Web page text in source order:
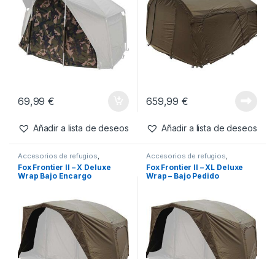
69,99€
Añadir a lista de deseos
659,99€
Añadir a lista de deseos
Accesorios de refugios,
Refugios
Fox Frontier II – X Deluxe
Wrap Bajo Encargo
Accesorios de refugios,
Refugios
Fox Frontier II – XL Deluxe
Wrap – Bajo Pedido